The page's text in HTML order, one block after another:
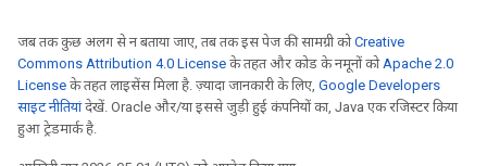
जब तक कुछ अलग से न बताया जाए, तब तक इस पेज की सामग्री कोCreative
Commons Attribution 4.0 License के तहत और कोड के नमूनों कोApache 2.0
License के तहत लाइसेंस मिला है. ज़्यादा जानकारी के लिए, Google Developers
साइट नीतियांदेखें. Oracle और/या इससे जुड़ी हुई कंपनियों का, Java एक रजिस्टर किया
हुआ ट्रेडमार्क है.